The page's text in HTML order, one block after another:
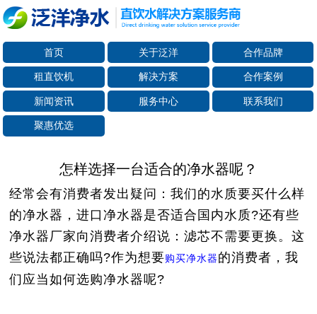
首页 关于泛洋 合作品牌
租直饮机 解决方案 合作案例
新闻资讯 服务中心 联系我们
聚惠优选
怎样选择一台适合的净水器呢？
经常会有消费者发出疑问：我们的水质要买什么样
的净水器，进口净水器是否适合国内水质?还有些
净水器厂家向消费者介绍说：滤芯不需要更换。这
些说法都正确吗?作为想要购买净水器的消费者，我
们应当如何选购净水器呢?